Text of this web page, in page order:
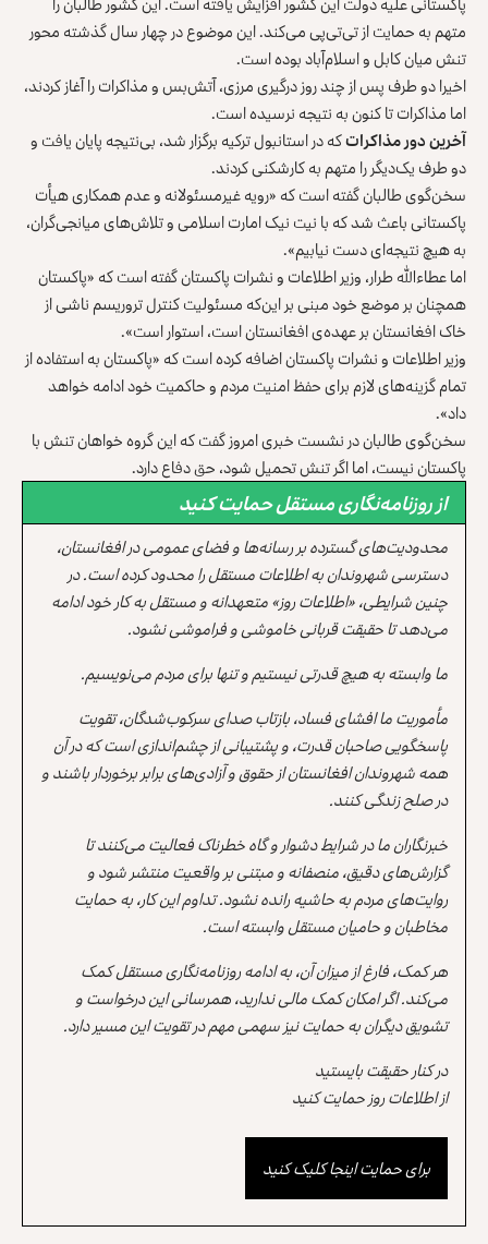
متهم به حمایت از تی‌تی‌پی می‌کند. این موضوع در چهار سال گذشته محور
تنش میان کابل و اسلام‌آباد بوده است.
اخیرا دو طرف پس از چند روز درگیری مرزی، آتش‌بس و مذاکرات را آغاز کردند،
اما مذاکرات تا کنون به نتیجه نرسیده است.
آخرین دور مذاکراتکه در استانبول ترکیه برگزار شد، بی‌نتیجه پایان یافت و
دو طرف یک‌دیگر را متهم به کارشکنی کردند.
سخن‌گوی طالبان گفته است که «رویه‌ غیرمسئولانه و عدم همکاری هیأت
پاکستانی باعث شد که با نیت نیک امارت اسلامی و تلاش‌های میانجی‌گران،
به هیچ نتیجه‌ای دست نیابیم».
اما عطاءالله طرار، وزیر اطلاعات و نشرات پاکستان گفته است که «پاکستان
همچنان بر موضع خود مبنی بر این‌که مسئولیت کنترل تروریسم ناشی از
خاک افغانستان بر عهده‌ی افغانستان است، استوار است».
وزیر اطلاعات و نشرات پاکستان اضافه کرده است که «پاکستان به استفاده از
تمام گزینه‌های لازم برای حفظ امنیت مردم و حاکمیت خود ادامه خواهد
داد».
سخن‌گوی طالبان در نشست خبری امروز گفت که این گروه خواهان تنش با
پاکستان نیست، اما اگر تنش تحمیل شود، حق دفاع دارد.
از روزنامه‌نگاری مستقل حمایت کنید
محدودیت‌های گسترده بر رسانه‌ها و فضای عمومی در افغانستان،
دسترسی شهروندان به اطلاعات مستقل را محدود کرده است. در
چنین شرایطی، «اطلاعات روز» متعهدانه و مستقل به کار خود ادامه
می‌دهد تا حقیقت قربانی خاموشی و فراموشی نشود.
ما وابسته به هیچ قدرتی نیستیم و تنها برای مردم می‌نویسیم.
مأموریت ما افشای فساد، بازتاب صدای سرکوب‌شدگان، تقویت
پاسخگویی صاحبان قدرت، و پشتیبانی از چشم‌اندازی است که در آن
همه شهروندان افغانستان از حقوق و آزادی‌های برابر برخوردار باشند و
در صلح زندگی کنند.
خبرنگاران ما در شرایط دشوار و گاه خطرناک فعالیت می‌کنند تا
گزارش‌های دقیق، منصفانه و مبتنی بر واقعیت منتشر شود و
روایت‌های مردم به حاشیه رانده نشود. تداوم این کار، به حمایت
مخاطبان و حامیان مستقل وابسته است.
هر کمک، فارغ از میزان آن، به ادامه روزنامه‌نگاری مستقل کمک
می‌کند. اگر امکان کمک مالی ندارید، همرسانی این درخواست و
تشویق دیگران به حمایت نیز سهمی مهم در تقویت این مسیر دارد.
در کنار حقیقت بایستید
از اطلاعات روز حمایت کنید
برای حمایت اینجا کلیک کنید